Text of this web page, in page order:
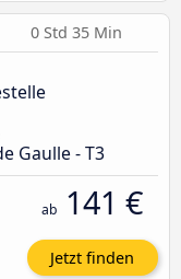
0 Std 35 Min
Gaulle - T3
ab 141 €
Jetzt finden